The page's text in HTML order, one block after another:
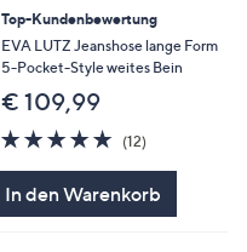
Top-Kundenbewertung
EVA LUTZ Jeanshose lange Form
5-Pocket-Style weites Bein
€ 109,99
5.0
von
(12)12
In den Warenkorb